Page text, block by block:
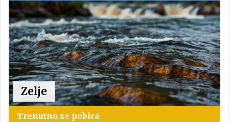
Zelje
Trenutno se pobira